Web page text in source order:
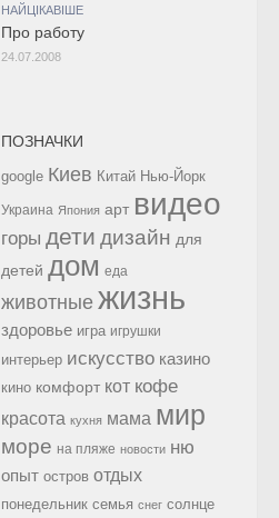
НАЙЦІКАВІШЕ
Про работу
24.07.2008
ПОЗНАЧКИ
google Киев Китай Нью-Йорк
Украина Япония арт видео
горы дети дизайн для
детей дом еда
животные жизнь
здоровье игра игрушки
интерьер искусство казино
кино комфорт кот кофе
красота кухня мама мир
море на пляже новости ню
опыт остров отдых
понедельник семья снег солнце